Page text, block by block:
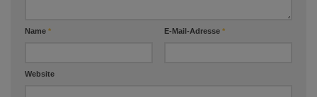
Name * E-Mail-Adresse *
Website